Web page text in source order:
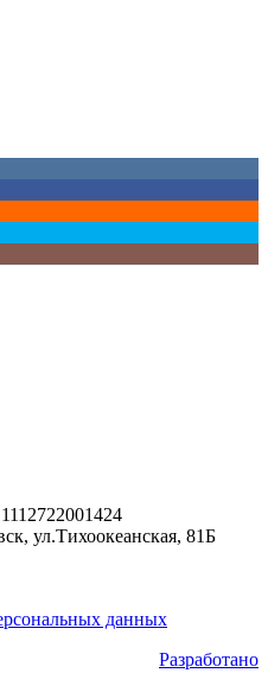
ул.Тихоокеанская, 81Б
данных
Разработано